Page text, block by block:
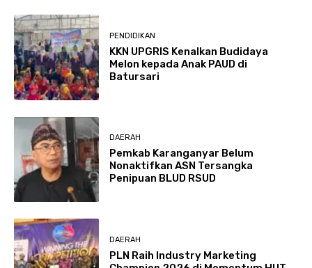
PENDIDIKAN
KKN UPGRIS Kenalkan Budidaya
Melon kepada Anak PAUD di
Batursari
DAERAH
Pemkab Karanganyar Belum
Nonaktifkan ASN Tersangka
Penipuan BLUD RSUD
DAERAH
PLN Raih Industry Marketing